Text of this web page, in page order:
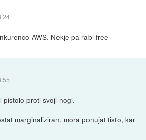
AWS. Nekje pa rabi free
pistolo proti svoji nogi.
marginaliziran, mora ponujat tisto, kar